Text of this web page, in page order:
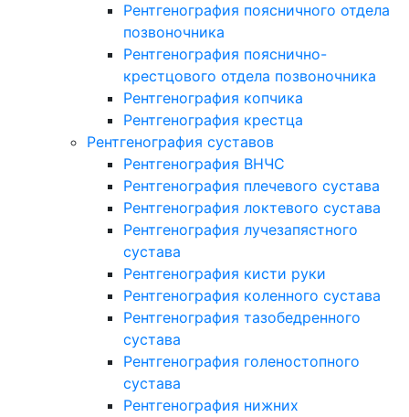
Рентгенография поясничного отдела
позвоночника
Рентгенография пояснично-
крестцового отдела позвоночника
Рентгенография копчика
Рентгенография крестца
Рентгенография суставов
Рентгенография ВНЧС
Рентгенография плечевого сустава
Рентгенография локтевого сустава
Рентгенография лучезапястного
сустава
Рентгенография кисти руки
Рентгенография коленного сустава
Рентгенография тазобедренного
сустава
Рентгенография голеностопного
сустава
Рентгенография нижних